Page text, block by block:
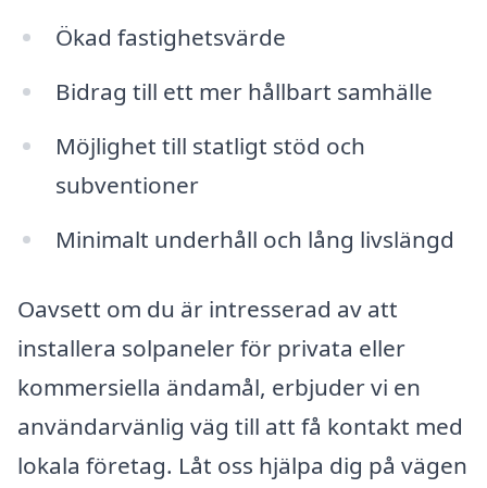
Ökad fastighetsvärde
Bidrag till ett mer hållbart samhälle
Möjlighet till statligt stöd och
subventioner
Minimalt underhåll och lång livslängd
Oavsett om du är intresserad av att
installera solpaneler för privata eller
kommersiella ändamål, erbjuder vi en
användarvänlig väg till att få kontakt med
lokala företag. Låt oss hjälpa dig på vägen